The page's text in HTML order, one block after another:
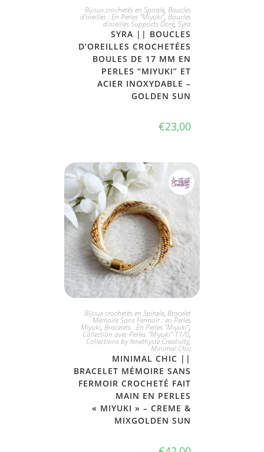
JE L'ADOPTE
Bijoux crochetés en Spirale, Boucles
d'oreilles : En Perles "Miyuki", Boucles
d'oreilles Supports Doré, Syra
SYRA || BOUCLES
D’OREILLES CROCHETÉES
BOULES DE 17 MM EN
PERLES “MIYUKI” ET
ACIER INOXYDABLE –
GOLDEN SUN
€23,00
JE L'ADOPTE
Bijoux crochetés en Spirale, Bracelet
Mémoire Sans Fermoir : en Perles
Miyuki, Bracelets : En Perles "Miyuki",
Collection avec Perles "Miyuki" 11/0,
Collections by Amethyste Creativity,
Minimal Chic
MINIMAL CHIC ||
BRACELET MÉMOIRE SANS
FERMOIR CROCHETÉ FAIT
MAIN EN PERLES
« MIYUKI » – CREME &
MIXGOLDEN SUN